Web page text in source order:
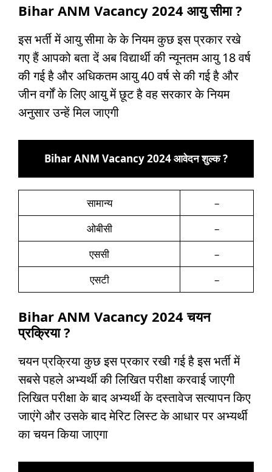
Bihar ANM Vacancy 2024 आयु सीमा ?
इस भर्ती में आयु सीमा के के नियम कुछ इस प्रकार रखे
गए हैं आपको बता दें अब विद्यार्थी की न्यूनतम आयु 18 वर्ष
की गई है और अधिकतम आयु 40 वर्ष से की गई है और
जीन वर्गों के लिए आयु में छूट है वह सरकार के नियम
अनुसार उन्हें मिल जाएगी
Bihar ANM Vacancy 2024 आवेदन शुल्क ?
सामान्य
–
ओबीसी
–
एससी
–
एसटी
–
Bihar ANM Vacancy 2024चयन
प्रक्रिया ?
चयन प्रक्रिया कुछ इस प्रकार रखी गई है इस भर्ती में
सबसे पहले अभ्यर्थी की लिखित परीक्षा करवाई जाएगी
लिखित परीक्षा के बाद अभ्यर्थी के दस्तावेज सत्यापन किए
जाएंगे और उसके बाद मेरिट लिस्ट के आधार पर अभ्यर्थी
का चयन किया जाएगा